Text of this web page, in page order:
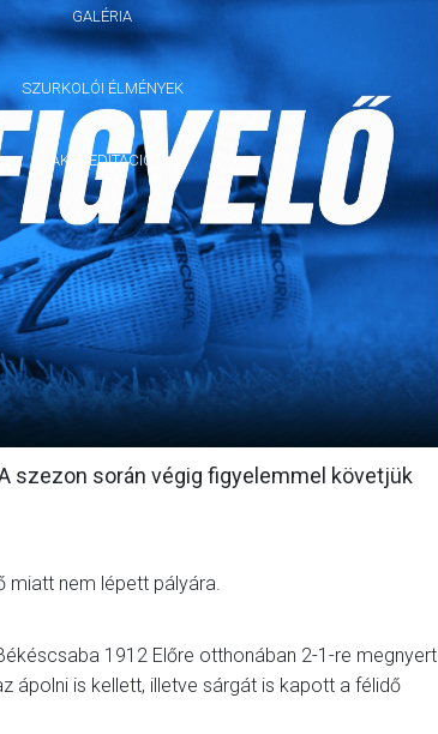
GALÉRIA
SZURKOLÓI ÉLMÉNYEK
AKKREDITÁCIÓ
szezon során végig figyelemmel követjük
miatt nem lépett pályára.
1912 Előre otthonában 2-1-re megnyert
ápolni is kellett, illetve sárgát is kapott a félidő